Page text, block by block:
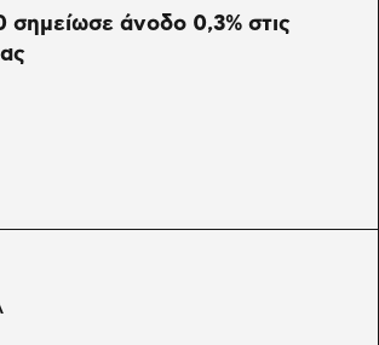
άνοδο 0,3% στις